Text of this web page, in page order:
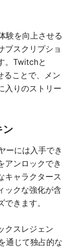
験を向上させる
ブスクリプショ
。Twitchと
ることで、メン
入りのストリー
ン
ーには入手でき
アンロックでき
キャラクタース
ックな強化が含
きます。
クスレジェン
通じて独占的な